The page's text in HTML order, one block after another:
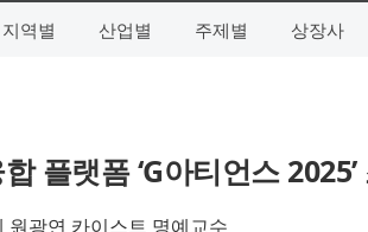
지역별 산업별 주제별 상장사
플랫폼 ‘G아티언스
원광연 카이스트 명예교수